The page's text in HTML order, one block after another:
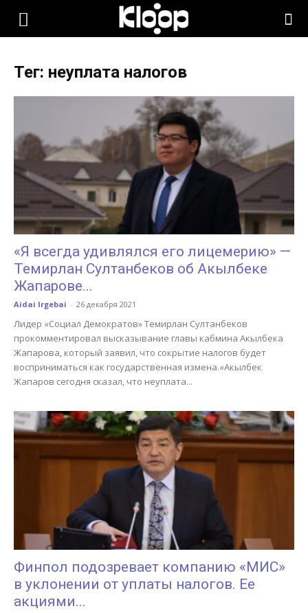
KLOOP.KG
Новости
Кыргызстана
Тег: неуплата налогов
«Я всегда удивлялся его лицемерию» —
Темирлан Султанбеков об Акылбеке
Жапарове...
Aidai Irgebai - 26 декабря 2021
Лидер «Социал Демократов» Темирлан Султанбеков
прокомментировал высказывание главы кабмина Акылбека
Жапарова, который заявил, что сокрытие налогов будет
восприниматься как государственная измена.«Акылбек
Жапаров сегодня сказал, что неуплата...
Финпол подозревает компанию «МИС»
в уклонении от уплаты налогов. Ее
акциями...